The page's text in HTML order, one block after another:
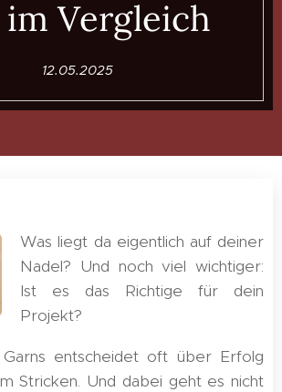
im Vergleich
12.05.2025
Was liegt da eigentlich auf deiner
Nadel? Und noch viel wichtiger:
Ist es das Richtige für dein
Projekt?
entscheidet oft über Erfolg
Stricken. Und dabei geht es nicht